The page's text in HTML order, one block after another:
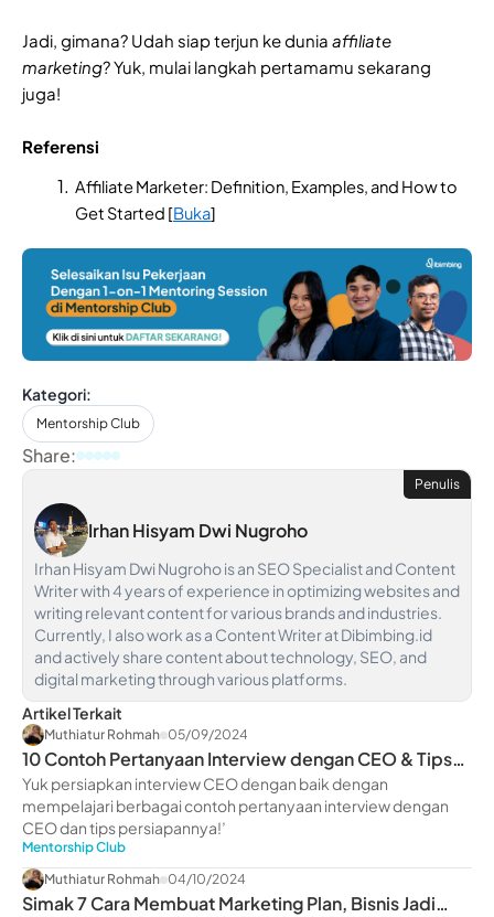
Jadi, gimana? Udah siap terjun ke dunia affiliate
marketing? Yuk, mulai langkah pertamamu sekarang
juga!
Referensi
Affiliate Marketer: Definition, Examples, and How to
Get Started [Buka]
Kategori:
Mentorship Club
Share:
Penulis
Irhan Hisyam Dwi Nugroho
Irhan Hisyam Dwi Nugroho is an SEO Specialist and Content
Writer with 4 years of experience in optimizing websites and
writing relevant content for various brands and industries.
Currently, I also work as a Content Writer at Dibimbing.id
and actively share content about technology, SEO, and
digital marketing through various platforms.
Artikel Terkait
Muthiatur Rohmah 05/09/2024
10 Contoh Pertanyaan Interview dengan CEO & Tips
Suksesnya!
Yuk persiapkan interview CEO dengan baik dengan
mempelajari berbagai contoh pertanyaan interview dengan
CEO dan tips persiapannya!’
Mentorship Club
Muthiatur Rohmah 04/10/2024
Simak 7 Cara Membuat Marketing Plan, Bisnis Jadi